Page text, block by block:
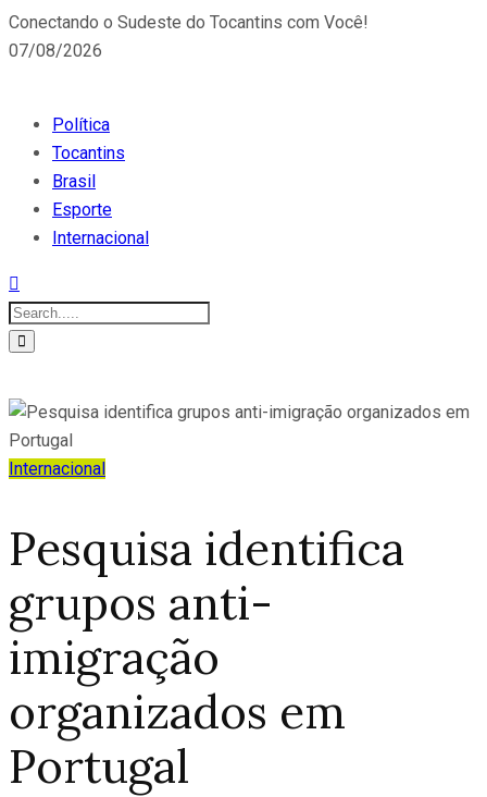
Conectando o Sudeste do Tocantins com Você!
07/08/2026
Política
Tocantins
Brasil
Esporte
Internacional
Internacional
Pesquisa identifica
grupos anti-
imigração
organizados em
Portugal